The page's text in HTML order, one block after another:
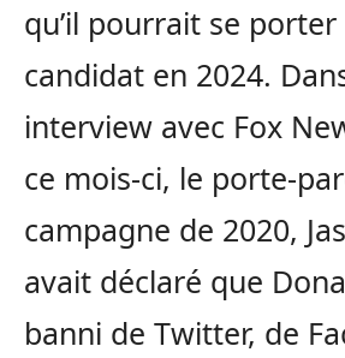
qu’il pourrait se
candidat en 2024.
interview avec Fox
ce mois-ci, le porte-
campagne de 2020,
avait déclaré que
banni de Twitter, de